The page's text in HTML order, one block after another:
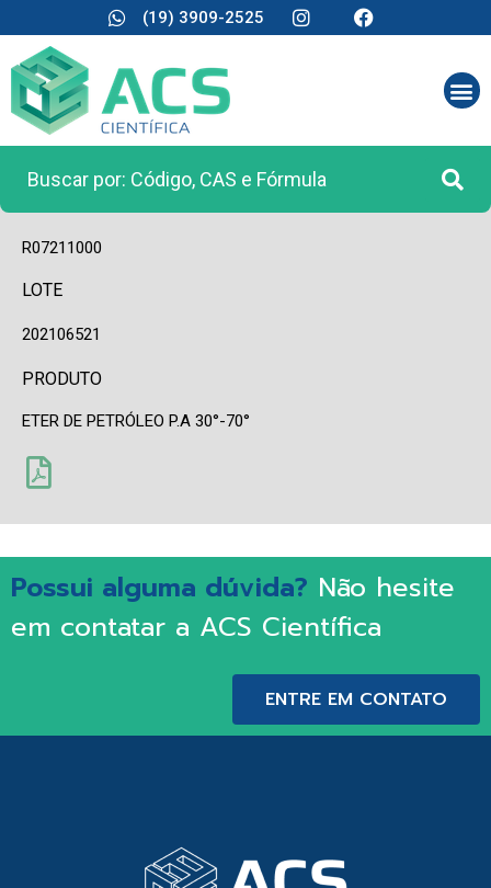
(19) 3909-2525
R07211000
LOTE
202106521
PRODUTO
ETER DE PETRÓLEO P.A 30°-70°
Possui alguma dúvida? Não hesite
em contatar a ACS Científica
ENTRE EM CONTATO